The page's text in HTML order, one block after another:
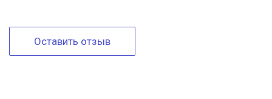
Оставить отзыв